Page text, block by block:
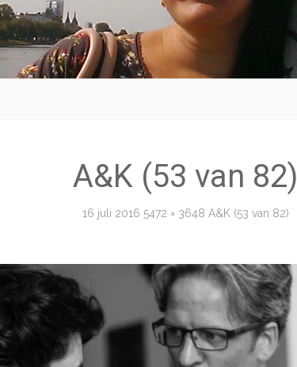
A&K (53 van 82)
16 juli 2016 5472 × 3648 A&K (53 van 82)